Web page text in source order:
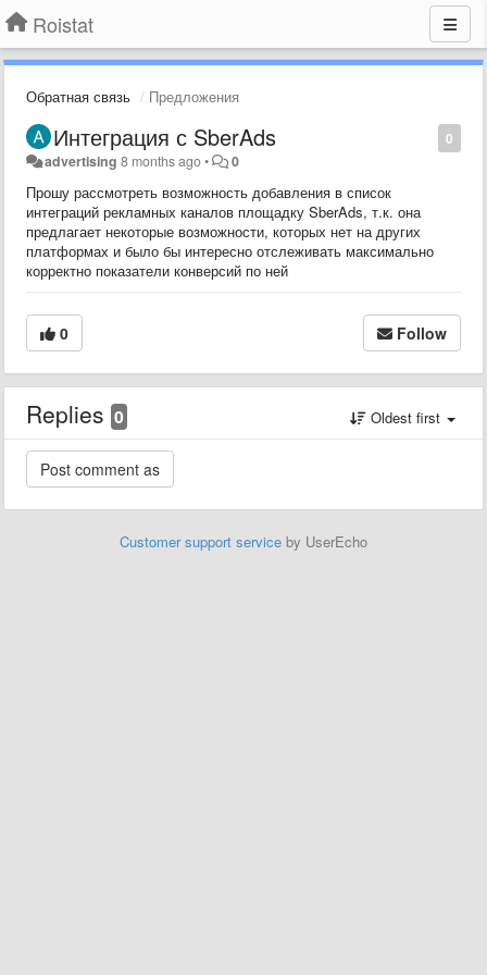
Roistat
Обратная связь Предложения
0
Интеграция с SberAds
advertising 8 months ago• 0
Прошу рассмотреть возможность добавления в список
интеграций рекламных каналов площадку SberAds, т.к. она
предлагает некоторые возможности, которых нет на других
платформах и было бы интересно отслеживать максимально
корректно показатели конверсий по ней
0 Follow
Replies 0 Oldest first
Customer support service by UserEcho